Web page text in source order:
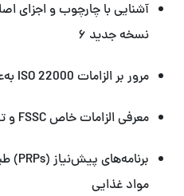
نسخه جدید ۶
مرور بر الزامات ISO 22000 به‌عنوان پایه سیستم
معرفی الزامات خاص FSSC و تفاوت با ISO 22000
مواد غذایی